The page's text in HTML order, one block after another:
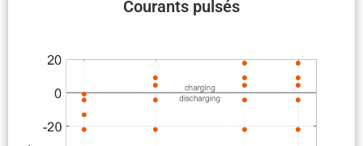
Courants pulsés